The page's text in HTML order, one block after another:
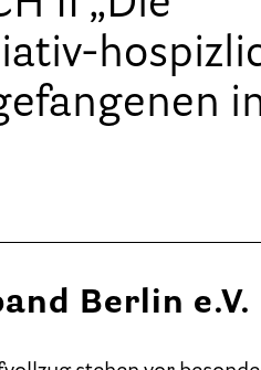
Geschäftsstelle des
Freie Stellen
Mitgliederbereich
Besondere
Betreuung
Berlin e.V.